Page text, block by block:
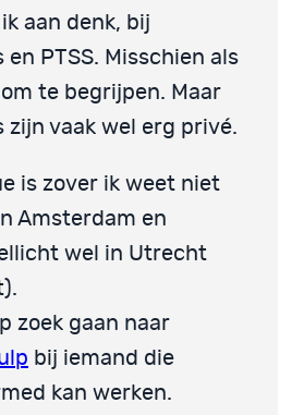
aan denk, bij
PTSS. Misschien als
te begrijpen. Maar
zijn vaak wel erg privé.
is zover ik weet niet
Amsterdam en
wel in Utrecht
zoek gaan naar
bij iemand die
kan werken.